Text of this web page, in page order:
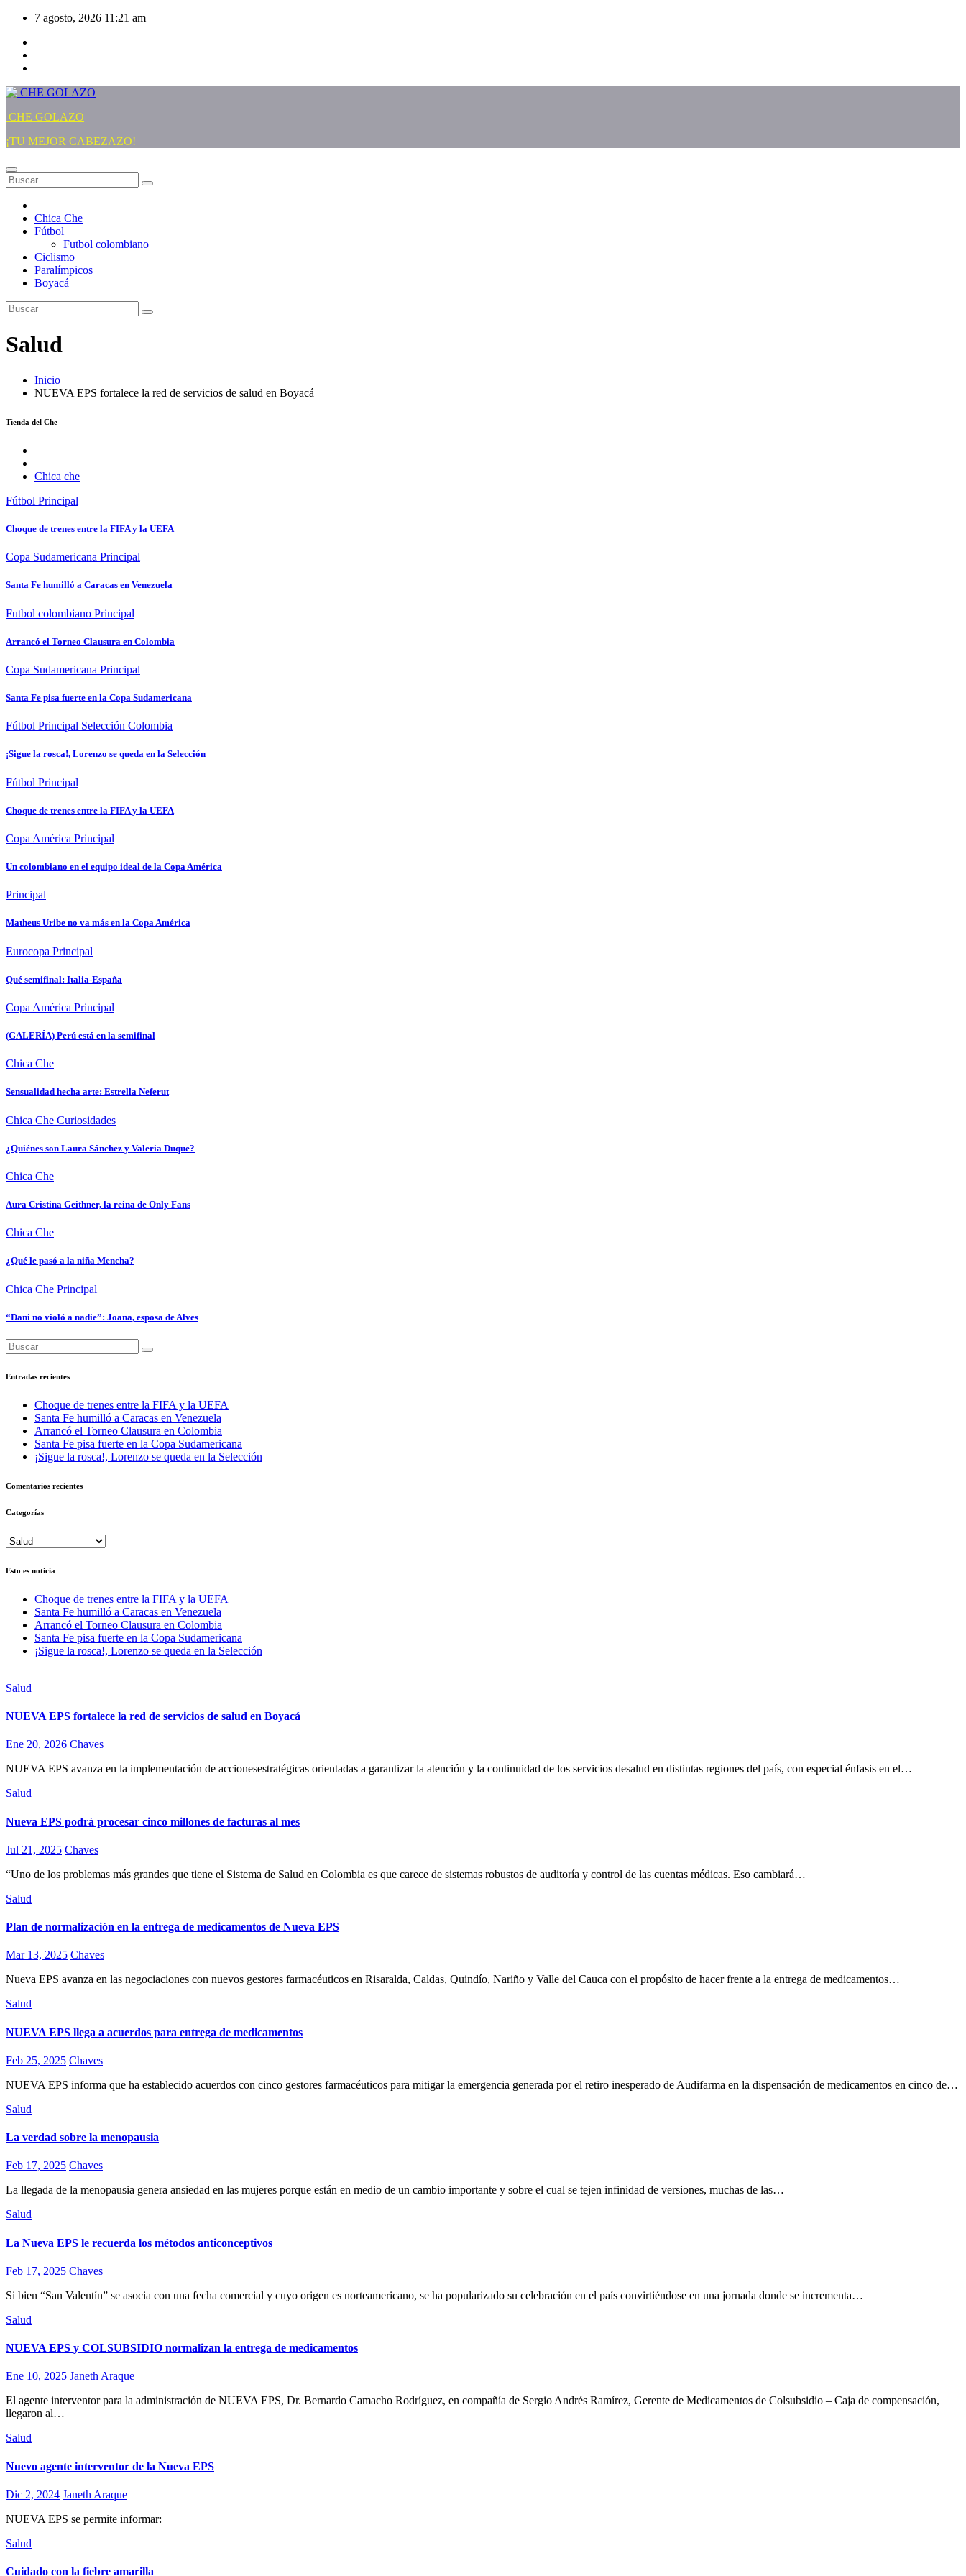
Saltar
contenido
7 agosto, 2026 11:21 am
CHE GOLAZO
¡TU MEJOR CABEZAZO!
Chica Che
Fútbol
Futbol colombiano
Ciclismo
Paralímpicos
Boyacá
Salud
Inicio
NUEVA EPS fortalece la red de servicios de salud en Boyacá
Tienda del Che
Chica che
Fútbol Principal
Choque de trenes entre la FIFA y la UEFA
Copa Sudamericana Principal
Santa Fe humilló a Caracas en Venezuela
Futbol colombiano Principal
Arrancó el Torneo Clausura en Colombia
Copa Sudamericana Principal
Santa Fe pisa fuerte en la Copa Sudamericana
Fútbol Principal Selección Colombia
¡Sigue la rosca!, Lorenzo se queda en la Selección
Fútbol Principal
Choque de trenes entre la FIFA y la UEFA
Copa América Principal
Un colombiano en el equipo ideal de la Copa América
Principal
Matheus Uribe no va más en la Copa América
Eurocopa Principal
Qué semifinal: Italia-España
Copa América Principal
(GALERÍA) Perú está en la semifinal
Chica Che
Sensualidad hecha arte: Estrella Neferut
Chica Che Curiosidades
¿Quiénes son Laura Sánchez y Valeria Duque?
Chica Che
Aura Cristina Geithner, la reina de Only Fans
Chica Che
¿Qué le pasó a la niña Mencha?
Chica Che Principal
“Dani no violó a nadie”: Joana, esposa de Alves
Entradas recientes
Choque de trenes entre la FIFA y la UEFA
Santa Fe humilló a Caracas en Venezuela
Arrancó el Torneo Clausura en Colombia
Santa Fe pisa fuerte en la Copa Sudamericana
¡Sigue la rosca!, Lorenzo se queda en la Selección
Comentarios recientes
Categorías
Categorías
Esto es noticia
Choque de trenes entre la FIFA y la UEFA
Santa Fe humilló a Caracas en Venezuela
Arrancó el Torneo Clausura en Colombia
Santa Fe pisa fuerte en la Copa Sudamericana
¡Sigue la rosca!, Lorenzo se queda en la Selección
Salud
NUEVA EPS fortalece la red de servicios de salud en Boyacá
Ene 20, 2026 Chaves
NUEVA EPS avanza en la implementación de accionesestratégicas orientadas a garantizar la atención y la continuidad de los servicios desalud en distintas regiones del país, con especial énfasis en el…
Salud
Nueva EPS podrá procesar cinco millones de facturas al mes
Jul 21, 2025 Chaves
“Uno de los problemas más grandes que tiene el Sistema de Salud en Colombia es que carece de sistemas robustos de auditoría y control de las cuentas médicas. Eso cambiará…
Salud
Plan de normalización en la entrega de medicamentos de Nueva EPS
Mar 13, 2025 Chaves
Nueva EPS avanza en las negociaciones con nuevos gestores farmacéuticos en Risaralda, Caldas, Quindío, Nariño y Valle del Cauca con el propósito de hacer frente a la entrega de medicamentos…
Salud
NUEVA EPS llega a acuerdos para entrega de medicamentos
Feb 25, 2025 Chaves
NUEVA EPS informa que ha establecido acuerdos con cinco gestores farmacéuticos para mitigar la emergencia generada por el retiro inesperado de Audifarma en la dispensación de medicamentos en cinco de…
Salud
La verdad sobre la menopausia
Feb 17, 2025 Chaves
La llegada de la menopausia genera ansiedad en las mujeres porque están en medio de un cambio importante y sobre el cual se tejen infinidad de versiones, muchas de las…
Salud
La Nueva EPS le recuerda los métodos anticonceptivos
Feb 17, 2025 Chaves
Si bien “San Valentín” se asocia con una fecha comercial y cuyo origen es norteamericano, se ha popularizado su celebración en el país convirtiéndose en una jornada donde se incrementa…
Salud
NUEVA EPS y COLSUBSIDIO normalizan la entrega de medicamentos
Ene 10, 2025 Janeth Araque
El agente interventor para la administración de NUEVA EPS, Dr. Bernardo Camacho Rodríguez, en compañía de Sergio Andrés Ramírez, Gerente de Medicamentos de Colsubsidio – Caja de compensación,
llegaron al…
Salud
Nuevo agente interventor de la Nueva EPS
Dic 2, 2024 Janeth Araque
NUEVA EPS se permite informar:
Salud
Cuidado con la fiebre amarilla